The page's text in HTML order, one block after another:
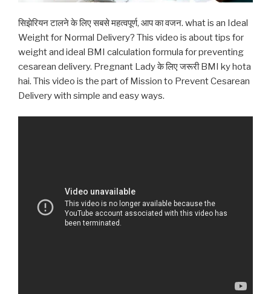
सिझेरियन टालने के लिए सबसे महत्वपूर्ण, आप का वजन. what is an Ideal
Weight for Normal Delivery? This video is about tips for
weight and ideal BMI calculation formula for preventing
cesarean delivery. Pregnant Lady के लिए जरूरी BMI ky hota
hai. This video is the part of Mission to Prevent Cesarean
Delivery with simple and easy ways.